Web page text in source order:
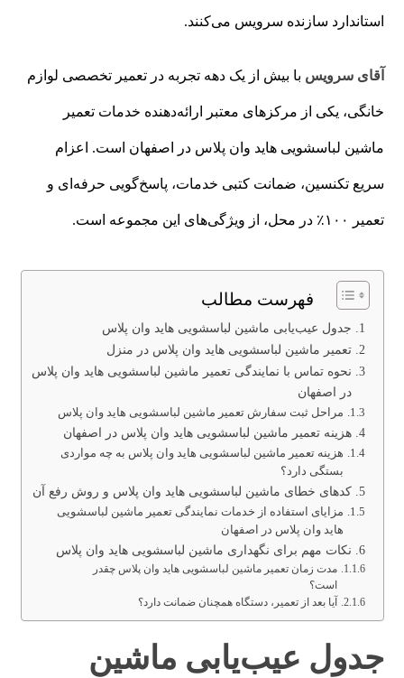
استاندارد سازنده سرویس می‌کنند.
آقای سرویس با بیش از یک دهه تجربه در تعمیر تخصصی لوازم
خانگی، یکی از مرکزهای معتبر ارائه‌دهنده خدمات تعمیر
ماشین لباسشویی هاید وان پلاس در اصفهان است. اعزام
سریع تکنسین، ضمانت کتبی خدمات، پاسخ‌گویی حرفه‌ای و
تعمیر ۱۰۰٪ در محل، از ویژگی‌های این مجموعه است.
فهرست مطالب
جدول عیب‌یابی ماشین لباسشویی هاید وان پلاس
تعمیر ماشین لباسشویی هاید وان پلاس در منزل
نحوه تماس با نمایندگی تعمیر ماشین لباسشویی هاید وان پلاس
در اصفهان
مراحل ثبت سفارش تعمیر ماشین لباسشویی هاید وان پلاس
هزینه تعمیر ماشین لباسشویی هاید وان پلاس در اصفهان
هزینه تعمیر ماشین لباسشویی هاید وان پلاس به چه مواردی
بستگی دارد؟
کدهای خطای ماشین لباسشویی هاید وان پلاس و روش رفع آن
مزایای استفاده از خدمات نمایندگی تعمیر ماشین لباسشویی
هاید وان پلاس در اصفهان
نکات مهم برای نگهداری ماشین لباسشویی هاید وان پلاس
مدت زمان تعمیر ماشین لباسشویی هاید وان پلاس چقدر
است؟
آیا بعد از تعمیر، دستگاه همچنان ضمانت دارد؟
جدول عیب‌یابی ماشین